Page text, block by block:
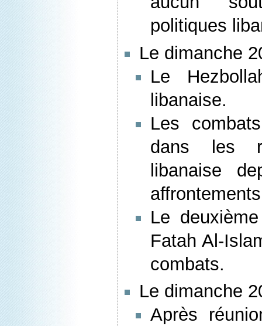
politiques
Le dimanche
Le
libanaise.
Les
dans les
libanaise
Le
Fatah Al-
combats.
Le dimanche
Après